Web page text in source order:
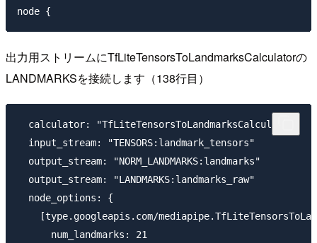
出力用ストリームにTfLiteTensorsToLandmarksCalculatorの
LANDMARKSを接続します（138行目）
  calculator: "TfLiteTensorsToLandmarksCalculator"
  input_stream: "TENSORS:landmark_tensors"
  output_stream: "NORM_LANDMARKS:landmarks"
  output_stream: "LANDMARKS:landmarks_raw"
  node_options: {
[type.googleapis.com/